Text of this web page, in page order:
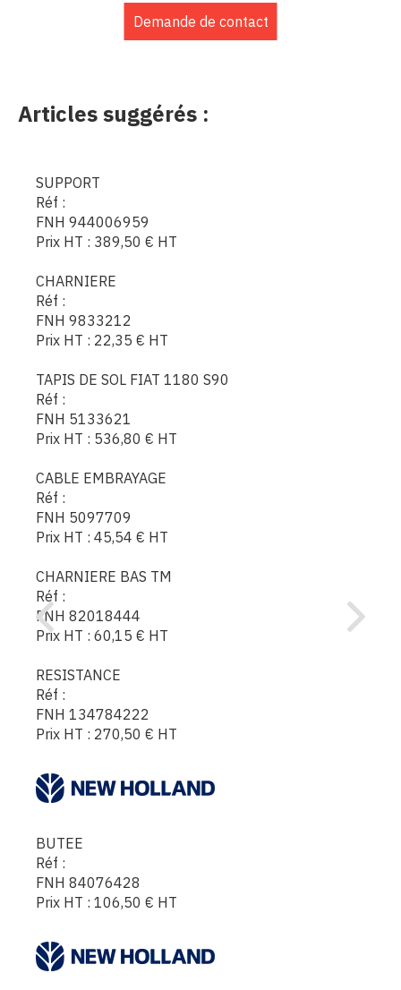
Demande de contact
Articles suggérés :
SUPPORT
Réf :
FNH 944006959
Prix HT : 389,50 € HT
CHARNIERE
Réf :
FNH 9833212
Prix HT : 22,35 € HT
TAPIS DE SOL FIAT 1180 S90
Réf :
FNH 5133621
Prix HT : 536,80 € HT
CABLE EMBRAYAGE
Réf :
FNH 5097709
Prix HT : 45,54 € HT
CHARNIERE BAS TM
Réf :
FNH 82018444
Prix HT : 60,15 € HT
RESISTANCE
Réf :
FNH 134784222
Prix HT : 270,50 € HT
BUTEE
Réf :
FNH 84076428
Prix HT : 106,50 € HT